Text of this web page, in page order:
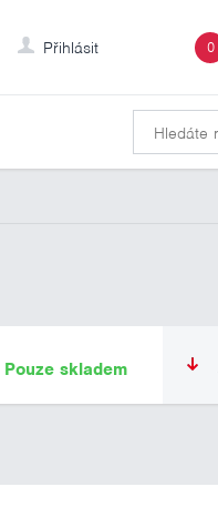
0
Přihlásit
Pouze skladem